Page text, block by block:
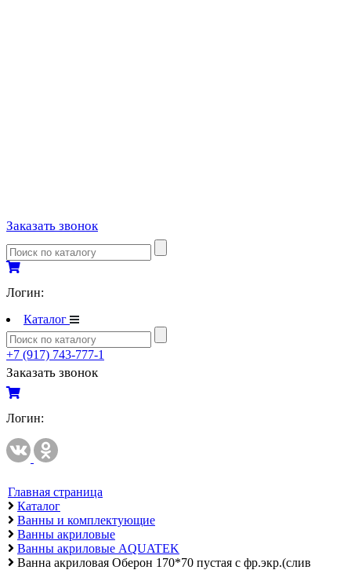
Заказать звонок
Логин:
Каталог
+7 (917) 743-777-1
Заказать звонок
Логин:
Главная страница
Каталог
Ванны и комплектующие
Ванны акриловые
Ванны акриловые AQUATEK
Ванна акриловая Оберон 170*70 пустая с фр.экр.(слив
Полипропиленовые трубы и фитинги
Полипропиленовые трубы и фитинги
Полипропиленовые трубы и фитинги VALTEC
Полотенцесушители
Комплектующие к полотенцесушителям
Полотенцесушители водяные
Полотенцесушители электрические
Приборы учета и измерений
Комплектующие для приборов учета и измерений
Манометры и термометры
Счетчики газа
Развернуть(2)
Радиаторы отопления
Аксессуары для радиаторов отопления